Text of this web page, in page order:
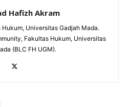
Hafizh Akram
Universitas Gadjah Mada.
Fakultas Hukum, Universitas
(BLC FH UGM).